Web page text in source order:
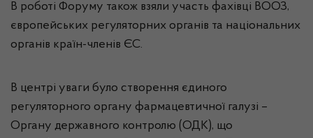
В роботі Форуму також взяли участь фахівці ВООЗ,
європейських регуляторних органів та національних
органів країн-членів ЄС.
В центрі уваги було створення єдиного
регуляторного органу фармацевтичної галузі –
Органу державного контролю (ОДК), що